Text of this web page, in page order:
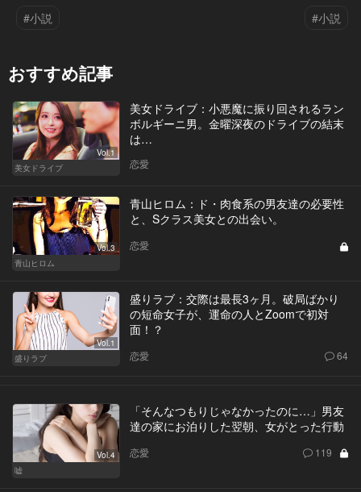
#小説 #小説
おすすめ記事
Vol.1
美女ドライブ
美女ドライブ：小悪魔に振り回されるラン
ボルギーニ男。金曜深夜のドライブの結末
は…
恋愛
Vol.3
青山ヒロム
青山ヒロム：ド・肉食系の男友達の必要性
と、Sクラス美女との出会い。
恋愛
Vol.1
盛りラブ
盛りラブ：交際は最長3ヶ月。破局ばかり
の短命女子が、運命の人とZoomで初対
面！？
恋愛 64
Vol.4
嘘
「そんなつもりじゃなかったのに…」男友
達の家にお泊りした翌朝、女がとった行動
恋愛 119